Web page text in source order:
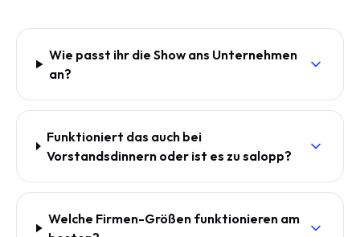
Wie passt ihr die Show ans Unternehmen
an?
Funktioniert das auch bei
Vorstandsdinnern oder ist es zu salopp?
Welche Firmen-Größen funktionieren am